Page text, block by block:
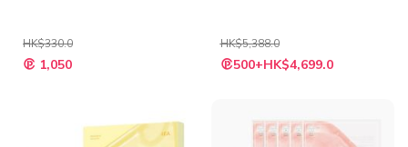
HK$330.0
特
殊 1,050
HK$5,388.0
特
殊 500+HK$4,699.0